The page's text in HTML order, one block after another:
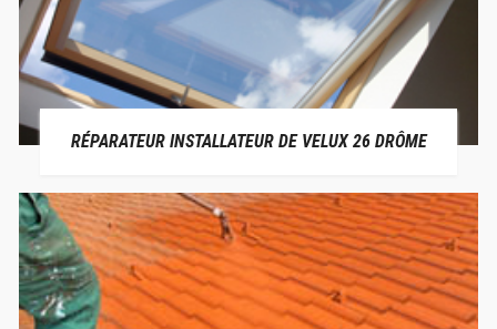
RÉPARATEUR INSTALLATEUR DE VELUX 26 DRÔME